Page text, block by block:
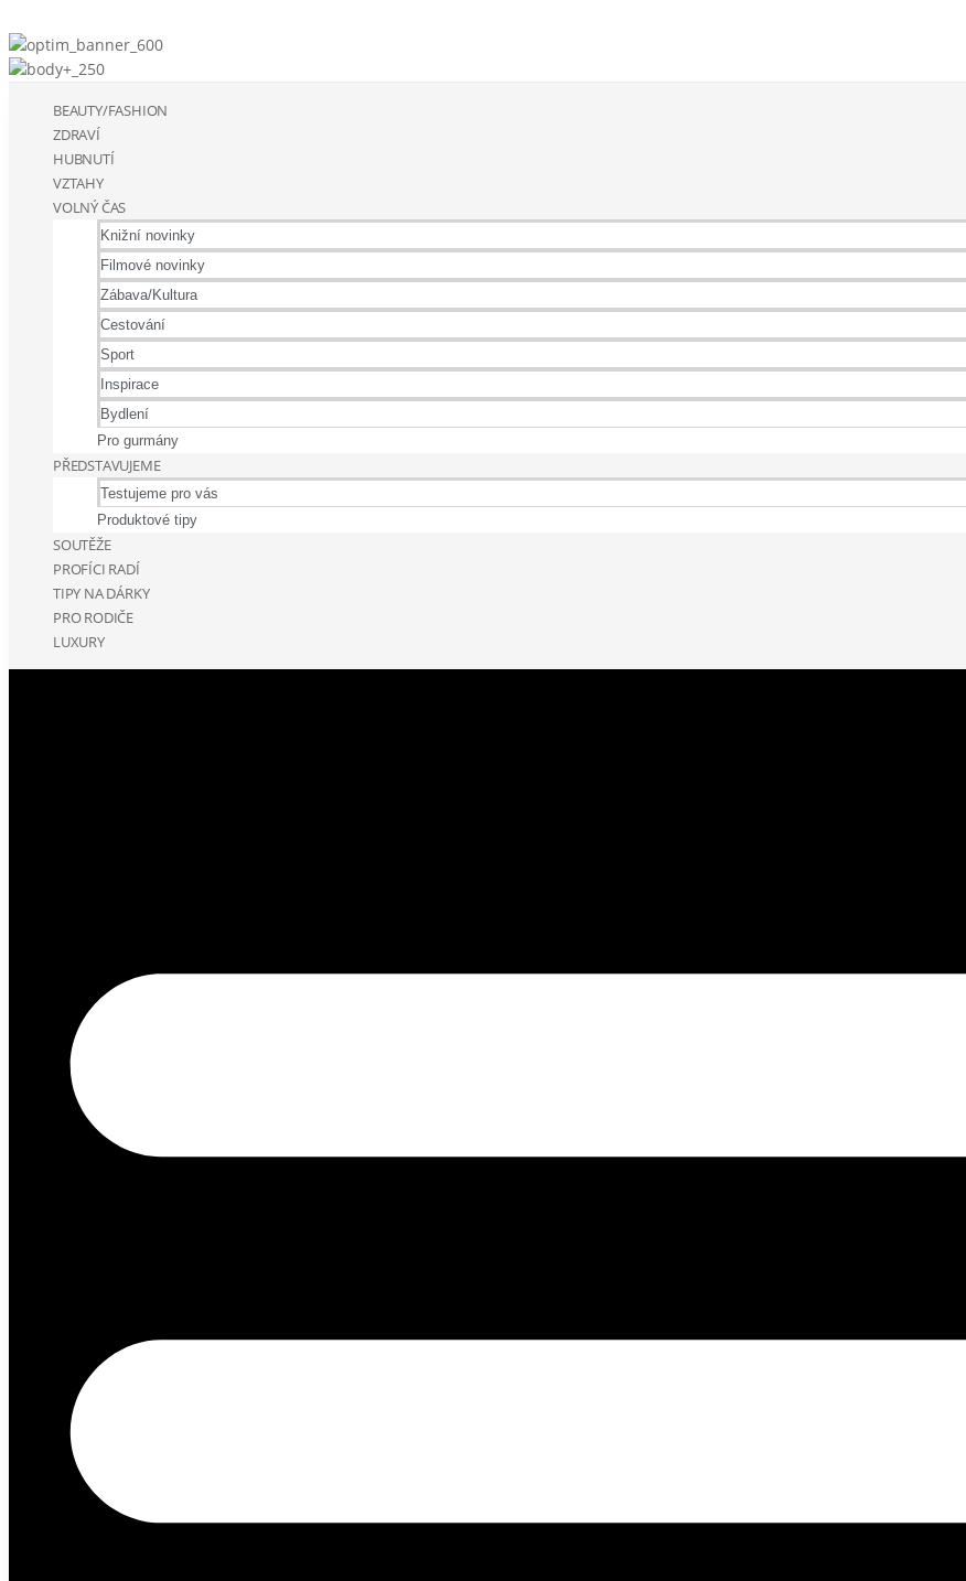
BEAUTY/FASHION
ZDRAVÍ
HUBNUTÍ
VZTAHY
VOLNÝ ČAS
Knižní novinky
Filmové novinky
Zábava/Kultura
Cestování
Sport
Inspirace
Bydlení
Pro gurmány
PŘEDSTAVUJEME
Testujeme pro vás
Produktové tipy
SOUTĚŽE
PROFÍCI RADÍ
TIPY NA DÁRKY
PRO RODIČE
LUXURY